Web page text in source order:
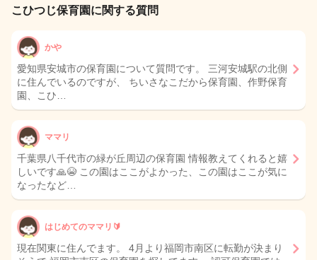
こひつじ保育園に関する質問
かや
愛知県安城市の保育園について質問です。 三河安城駅の北側
に住んでいるのですが、 ちいさなこだから保育園、作野保育
園、こひ…
ママリ
千葉県八千代市の緑が丘周辺の保育園 情報教えてくれると嬉
しいです🙏😭 この園はここがよかった、この園はここが気に
なったなど…
はじめてのママリ🔰
現在関東に住んでます。 4月より福岡市南区に転勤が決まり